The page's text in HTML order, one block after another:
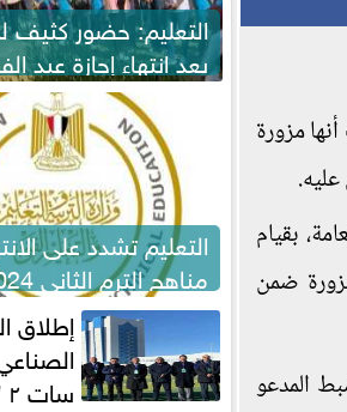
مزورة
بقيام
ضمن
المدعو
التعليم: حضور كثيف
بعد انتهاء إجازة عيد
لاستكمال المناهج
التعليم تشدد على
الامتحانات
إطلاق
سات ٢ ”